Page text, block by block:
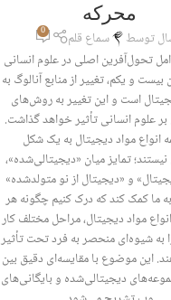
محرکه
توسط سماع قلم 0
تحول‌آفرین اصلی در علوم انسانی
بیست و یکم، تغییر از منابع آنالوگ به
است و این تغییر به روش‌های
علوم انسانی تأثیر خواهد گذاشت.
انواع مواد دیجیتال به یک شکل
تمایز میان «دیجیتالی‌شده»،
و «دیجیتال از نو متولدشده»
ما کمک کند که درک کنیم چگونه هر
مواد دیجیتال، مراحل مختلف کار
به شیوه‌ای منحصر به فرد تحت تأثیر
این موضوع با مقایسه‌ای دقیق بین
دیجیتالی‌شده و بایگانی‌های